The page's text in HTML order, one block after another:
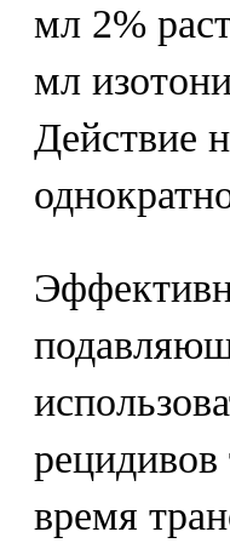
мл 2%
мл
Действие
рецидивов
время